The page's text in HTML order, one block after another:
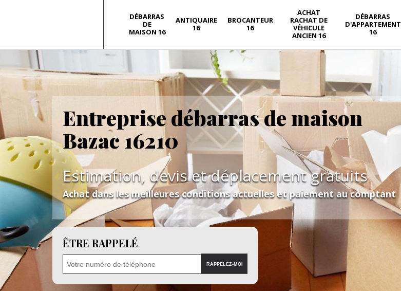
DÉBARRAS
DE
MAISON 16
ANTIQUAIRE
16
BROCANTEUR
16
ACHAT
RACHAT DE
VÉHICULE
ANCIEN 16
DÉBARRAS
D'APPARTEMENT
16
Entreprise débarras de maison
Bazac 16210
Estimation, devis et déplacement gratuits
Achat dans les meilleures conditions actuelles et paiement au comptant
ÊTRE RAPPELÉ